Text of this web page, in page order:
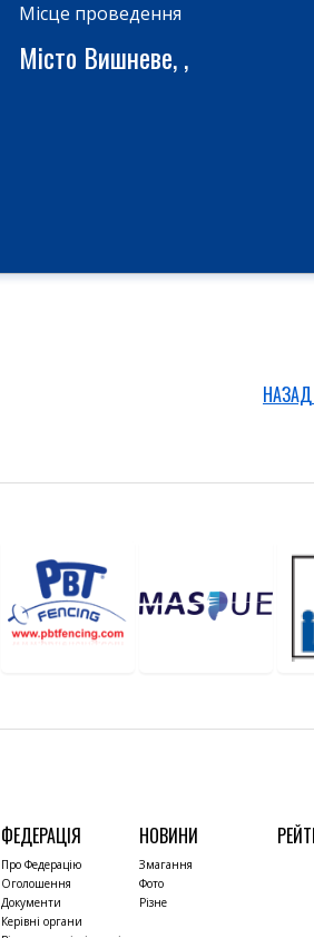
Місце проведення
Місто Вишневе, ,
ФЕДЕРАЦІЯ
Про Федерацію
Оголошення
Документи
Керівні органи
НОВИНИ
Змагання
Фото
Різне